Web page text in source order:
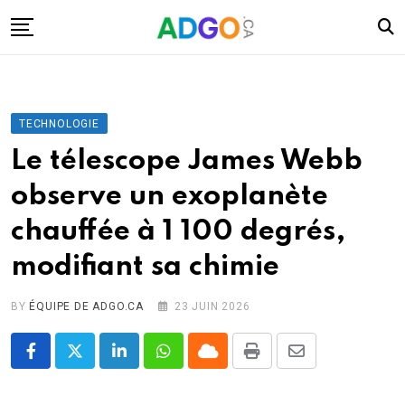
to
Santé
Énergie
Robots
Tech.
Militaire
Sciences
Culture
TECHNOLOGIE
Le télescope James Webb
observe un exoplanète
chauffée à 1 100 degrés,
modifiant sa chimie
BYÉQUIPE DE ADGO.CA 23 JUIN 2026
LinkedInWhatsappCloudPrint
Share